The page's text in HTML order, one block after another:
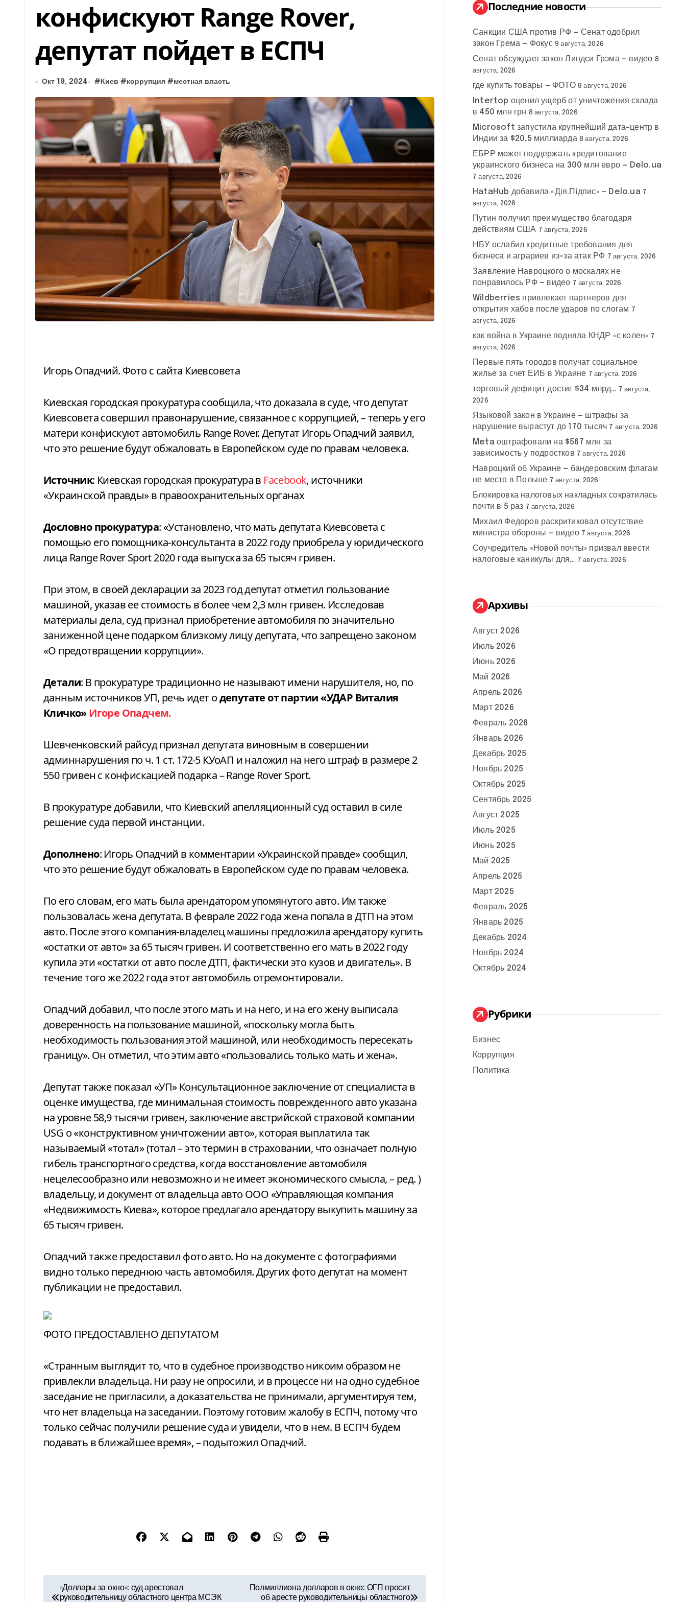
конфискуют Range Rover,
депутат пойдет в ЕСПЧ
Окт 19, 2024 # Киев #коррупция #местная власть
Игорь Опадчий. Фото с сайта Киевсовета
Киевская городская прокуратура сообщила, что доказала в суде, что депутат
Киевсовета совершил правонарушение, связанное с коррупцией, – теперь у его
матери конфискуют автомобиль Range Rover. Депутат Игорь Опадчий заявил,
что это решение будут обжаловать в Европейском суде по правам человека.
Источник: Киевская городская прокуратура в Facebook, источники
«Украинской правды» в правоохранительных органах
Дословно прокуратура: «Установлено, что мать депутата Киевсовета с
помощью его помощника-консультанта в 2022 году приобрела у юридического
лица Range Rover Sport 2020 года выпуска за 65 тысяч гривен.
При этом, в своей декларации за 2023 год депутат отметил пользование
машиной, указав ее стоимость в более чем 2,3 млн гривен. Исследовав
материалы дела, суд признал приобретение автомобиля по значительно
заниженной цене подарком близкому лицу депутата, что запрещено законом
«О предотвращении коррупции».
Детали: В прокуратуре традиционно не называют имени нарушителя, но, по
данным источников УП, речь идет одепутате от партии «УДАР Виталия
Кличко»Игоре Опадчем.
Шевченковский райсуд признал депутата виновным в совершении
админнарушения по ч. 1 ст. 172-5 КУоАП и наложил на него штраф в размере 2
550 гривен с конфискацией подарка – Range Rover Sport.
В прокуратуре добавили, что Киевский апелляционный суд оставил в силе
решение суда первой инстанции.
Дополнено: Игорь Опадчий в комментарии «Украинской правде» сообщил,
что это решение будут обжаловать в Европейском суде по правам человека.
По его словам, его мать была арендатором упомянутого авто. Им также
пользовалась жена депутата. В феврале 2022 года жена попала в ДТП на этом
авто. После этого компания-владелец машины предложила арендатору купить
«остатки от авто» за 65 тысяч гривен. И соответственно его мать в 2022 году
купила эти «остатки от авто после ДТП, фактически это кузов и двигатель». В
течение того же 2022 года этот автомобиль отремонтировали.
Опадчий добавил, что после этого мать и на него, и на его жену выписала
доверенность на пользование машиной, «поскольку могла быть
необходимость пользования этой машиной, или необходимость пересекать
границу». Он отметил, что этим авто «пользовались только мать и жена».
Депутат также показал «УП» Консультационное заключение от специалиста в
оценке имущества, где минимальная стоимость поврежденного авто указана
на уровне 58,9 тысячи гривен, заключение австрийской страховой компании
USG о «конструктивном уничтожении авто», которая выплатила так
называемый «тотал» (тотал – это термин в страховании, что означает полную
гибель транспортного средства, когда восстановление автомобиля
нецелесообразно или невозможно и не имеет экономического смысла, – ред. )
владельцу, и документ от владельца авто ООО «Управляющая компания
«Недвижимость Киева», которое предлагало арендатору выкупить машину за
65 тысяч гривен.
Опадчий также предоставил фото авто. Но на документе с фотографиями
видно только переднюю часть автомобиля. Других фото депутат на момент
публикации не предоставил.
ФОТО ПРЕДОСТАВЛЕНО ДЕПУТАТОМ
«Странным выглядит то, что в судебное производство никоим образом не
привлекли владельца. Ни разу не опросили, и в процессе ни на одно судебное
заседание не пригласили, а доказательства не принимали, аргументируя тем,
что нет владельца на заседании. Поэтому готовим жалобу в ЕСПЧ, потому что
только сейчас получили решение суда и увидели, что в нем. В ЕСПЧ будем
подавать в ближайшее время», – подытожил Опадчий.
»Доллары за окно»: суд арестовал
руководительницу областного центра МСЭК
Полмиллиона долларов в окно: ОГП просит
об аресте руководительницы областного
:
Последние новости
Санкции США против РФ — Сенат одобрил
закон Грема — Фокус 9 августа, 2026
Сенат обсуждает закон Линдси Грэма — видео 8
августа, 2026
где купить товары — ФОТО 8 августа, 2026
Intertop оценил ущерб от уничтожения склада
в 450 млн грн 8 августа, 2026
Microsoft запустила крупнейший дата-центр в
Индии за $20,5 миллиарда 8 августа, 2026
ЕБРР может поддержать кредитование
украинского бизнеса на 300 млн евро — Delo.ua
7 августа, 2026
HataHub добавила «Дія.Підпис» — Delo.ua 7
августа, 2026
Путин получил преимущество благодаря
действиям США 7 августа, 2026
НБУ ослабил кредитные требования для
бизнеса и аграриев из-за атак РФ 7 августа, 2026
Заявление Навроцкого о москалях не
понравилось РФ — видео 7 августа, 2026
Wildberries привлекает партнеров для
открытия хабов после ударов по слогам 7
августа, 2026
как война в Украине подняла КНДР «с колен» 7
августа, 2026
Первые пять городов получат социальное
жилье за счет ЕИБ в Украине 7 августа, 2026
торговый дефицит достиг $34 млрд… 7 августа,
2026
Языковой закон в Украине — штрафы за
нарушение вырастут до 170 тысяч 7 августа, 2026
Meta оштрафовали на $567 млн за
зависимость у подростков 7 августа, 2026
Навроцкий об Украине — бандеровским флагам
не место в Польше 7 августа, 2026
Блокировка налоговых накладных сократилась
почти в 5 раз 7 августа, 2026
Михаил Федоров раскритиковал отсутствие
министра обороны — видео 7 августа, 2026
Соучредитель «Новой почты» призвал ввести
налоговые каникулы для… 7 августа, 2026
Архивы
Август 2026
Июль 2026
Июнь 2026
Май 2026
Апрель 2026
Март 2026
Февраль 2026
Январь 2026
Декабрь 2025
Ноябрь 2025
Октябрь 2025
Сентябрь 2025
Август 2025
Июль 2025
Июнь 2025
Май 2025
Апрель 2025
Март 2025
Февраль 2025
Январь 2025
Декабрь 2024
Ноябрь 2024
Октябрь 2024
Рубрики
Бизнес
Коррупция
Политика